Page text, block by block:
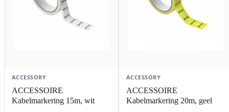
ACCESSORY
ACCESSOIRE
Kabelmarkering 15m, wit
ACCESSORY
ACCESSOIRE
Kabelmarkering 20m, geel